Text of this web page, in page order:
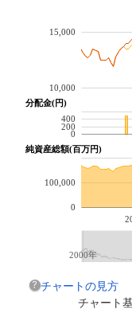
10,000
15,000
分配金(円)
0
200
400
純資産総額(百万円)
0
100,000
2000年
チャートの見方
チャート